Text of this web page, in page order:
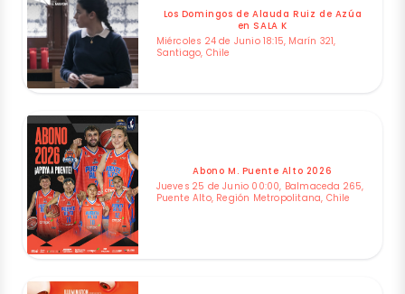
Los Domingos de Alauda Ruiz de Azúa
en SALA K
Miércoles 24 de Junio 18:15, Marín 321,
Santiago, Chile
Abono M. Puente Alto 2026
Jueves 25 de Junio 00:00, Balmaceda 265,
Puente Alto, Región Metropolitana, Chile